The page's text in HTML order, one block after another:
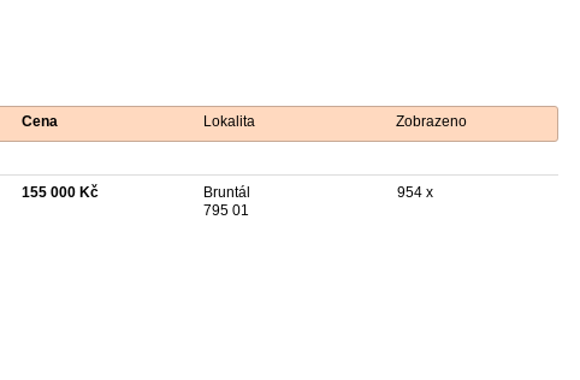
Cena Lokalita Zobrazeno
155 000 Kč
Bruntál
795 01
954 x